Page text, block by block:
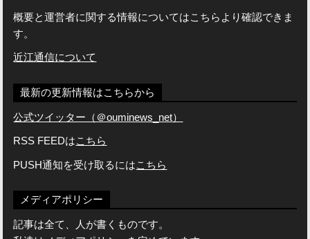
概要と運営者に関する情報についてはこちらより確認できま
す。
近江通信について
最新の更新情報はこちらから
公式ツイッター（＠ouminews_net）
RSS FEEDはこちら
PUSH通知を受け取るにはこちら
メディアポリシー
記事は全て、人が書くものです。